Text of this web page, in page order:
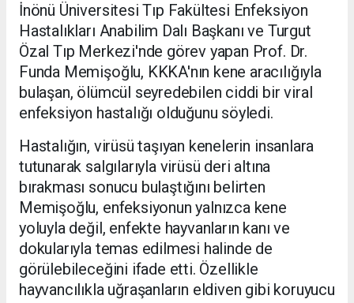
İnönü Üniversitesi Tıp Fakültesi Enfeksiyon
Hastalıkları Anabilim Dalı Başkanı ve Turgut
Özal Tıp Merkezi'nde görev yapan Prof. Dr.
Funda Memişoğlu, KKKA'nın kene aracılığıyla
bulaşan, ölümcül seyredebilen ciddi bir viral
enfeksiyon hastalığı olduğunu söyledi.
Hastalığın, virüsü taşıyan kenelerin insanlara
tutunarak salgılarıyla virüsü deri altına
bırakması sonucu bulaştığını belirten
Memişoğlu, enfeksiyonun yalnızca kene
yoluyla değil, enfekte hayvanların kanı ve
dokularıyla temas edilmesi halinde de
görülebileceğini ifade etti. Özellikle
hayvancılıkla uğraşanların eldiven gibi koruyucu